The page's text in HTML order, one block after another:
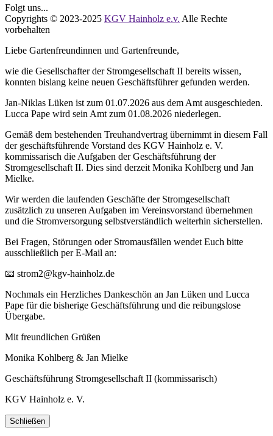
Folgt uns...
Copyrights © 2023-2025 KGV Hainholz e.v. Alle Rechte
vorbehalten
Liebe Gartenfreundinnen und Gartenfreunde,
wie die Gesellschafter der Stromgesellschaft II bereits wissen,
konnten bislang keine neuen Geschäftsführer gefunden werden.
Jan-Niklas Lüken ist zum 01.07.2026 aus dem Amt ausgeschieden.
Lucca Pape wird sein Amt zum 01.08.2026 niederlegen.
Gemäß dem bestehenden Treuhandvertrag übernimmt in diesem Fall
der geschäftsführende Vorstand des KGV Hainholz e. V.
kommissarisch die Aufgaben der Geschäftsführung der
Stromgesellschaft II. Dies sind derzeit Monika Kohlberg und Jan
Mielke.
Wir werden die laufenden Geschäfte der Stromgesellschaft
zusätzlich zu unseren Aufgaben im Vereinsvorstand übernehmen
und die Stromversorgung selbstverständlich weiterhin sicherstellen.
Bei Fragen, Störungen oder Stromausfällen wendet Euch bitte
ausschließlich per E-Mail an:
📧 strom2@kgv-hainholz.de
Nochmals ein Herzliches Dankeschön an Jan Lüken und Lucca
Pape für die bisherige Geschäftsführung und die reibungslose
Übergabe.
Mit freundlichen Grüßen
Monika Kohlberg & Jan Mielke
Geschäftsführung Stromgesellschaft II (kommissarisch)
KGV Hainholz e. V.
Schließen